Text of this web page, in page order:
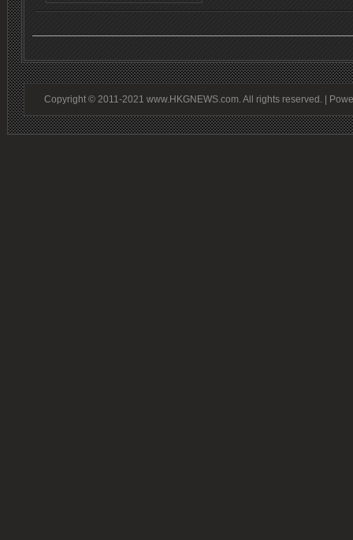
Copyright © 2011-2021 www.HKGNEWS.com. All rights reserved. |